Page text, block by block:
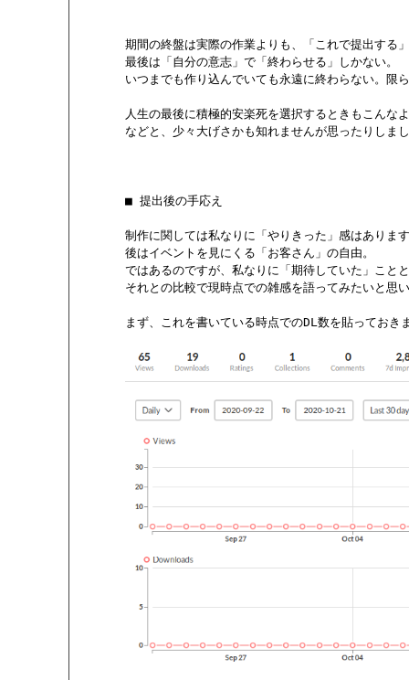
期間の終盤は実際の作業よりも、「これで提出する
       最後は「自分の意志」で「終わらせる」しかない。
いつまでも作り込んでいても永遠に終わらない。限
人生の最後に積極的安楽死を選択するときもこんな
などと、少々大げさかも知れませんが思ったりしま
       ■ 提出後の手応え
制作に関しては私なりに「やりきった」感はありま
       後はイベントを見にくる「お客さん」の自由。
ではあるのですが、私なりに「期待していた」こと
それとの比較で現時点での雑感を語ってみたいと思
まず、これを書いている時点でのDL数を貼っておき